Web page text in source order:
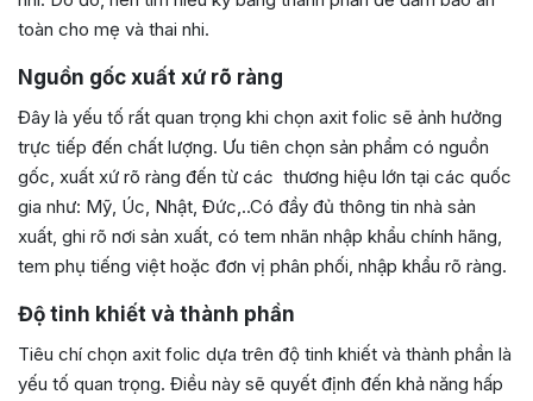
toàn cho mẹ và thai nhi.
Nguồn gốc xuất xứ rõ ràng
Đây là yếu tố rất quan trọng khi chọn axit folic sẽ ảnh hưởng
trực tiếp đến chất lượng. Ưu tiên chọn sản phẩm có nguồn
gốc, xuất xứ rõ ràng đến từ các thương hiệu lớn tại các quốc
gia như: Mỹ, Úc, Nhật, Đức,..Có đầy đủ thông tin nhà sản
xuất, ghi rõ nơi sản xuất, có tem nhãn nhập khẩu chính hãng,
tem phụ tiếng việt hoặc đơn vị phân phối, nhập khẩu rõ ràng.
Độ tinh khiết và thành phần
Tiêu chí chọn axit folic dựa trên độ tinh khiết và thành phần là
yếu tố quan trọng. Điều này sẽ quyết định đến khả năng hấp